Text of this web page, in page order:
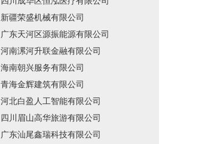
新疆荣盛机械有限公司
广东天河区源振能源有限公司
河南漯河升联金融有限公司
海南朝兴服务有限公司
青海金辉建筑有限公司
河北白盈人工智能有限公司
四川眉山高华旅游有限公司
广东汕尾鑫瑞科技有限公司